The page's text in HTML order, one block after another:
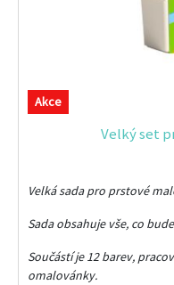
Akce
Velký set
Velká sada pro prstové
Sada obsahuje vše, co
Součástí je 12 barev,
omalovánky.